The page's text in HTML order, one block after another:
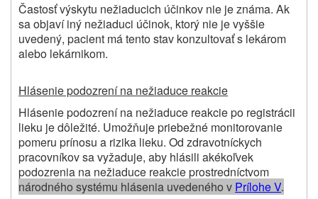
Častosť výskytu nežiaducich účinkov nie je známa. Ak
sa objaví iný nežiaduci účinok, ktorý nie je vyššie
uvedený, pacient má tento stav konzultovať s lekárom
alebo lekárnikom.
Hlásenie podozrení na nežiaduce reakcie
Hlásenie podozrení na nežiaduce reakcie po registrácii
lieku je dôležité. Umožňuje priebežné monitorovanie
pomeru prínosu a rizika lieku. Od zdravotníckych
pracovníkov sa vyžaduje, aby hlásili akékoľvek
podozrenia na nežiaduce reakcie prostredníctvom
národného systému hlásenia uvedeného v Prílohe V.